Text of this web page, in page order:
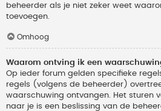
beheerder als je niet zeker weet
toevoegen.
Omhoog
Waarom ontving ik een
Op ieder forum gelden specifieke
regels (volgens de beheerder)
waarschuwing ontvangen. Het sturen
naar je is een beslissing van de